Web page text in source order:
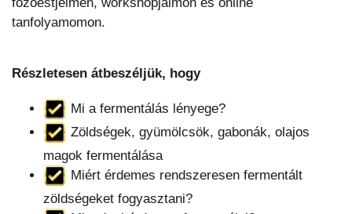
tanfolyamomon.
Részletesen átbeszéljük, hogy
Mi a fermentálás lényege?
Zöldségek, gyümölcsök, gabonák, olajos
magok fermentálása
Miért érdemes rendszeresen fermentált
zöldségeket fogyasztani?